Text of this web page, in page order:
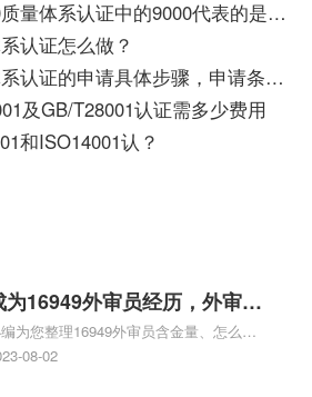
我想问一下ISO9000质量体系认证中的9000代表的是什么意思？
认证怎么做？
ISO9000质量管理体系认证的申请具体步骤，申请条件以及需要准备的资料？
及GB/T28001认证需多少费用
和ISO14001认？
为16949外审员经历，外审员
为您整理16949外审员含金量、怎么才
为注册的TS16949:2009的外审员、我
08-02